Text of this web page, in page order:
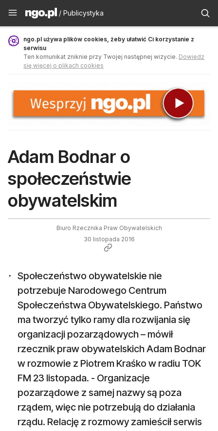
Publicystyka - ngo.pl
/ Publicystyka
ngo.pl używa plików cookies, żeby ułatwić Ci korzystanie z
serwisu
Ten komunikat zniknie przy Twojej następnej wizycie. Dowiedz
się więcej o plikach cookies
Adam Bodnar o
społeczeństwie
obywatelskim
Biuro Rzecznika Praw Obywatelskich
30 listopada 2016
Społeczeństwo obywatelskie nie
potrzebuje Narodowego Centrum
Społeczeństwa Obywatelskiego. Państwo
ma tworzyć tylko ramy dla rozwijania się
organizacji pozarządowych – mówił
rzecznik praw obywatelskich Adam Bodnar
w rozmowie z Piotrem Kraśko w radiu TOK
FM 23 listopada. - Organizacje
pozarządowe z samej nazwy są poza
rządem, więc nie potrzebują do działania
rządu. Relację z rozmowy zamieścił serwis